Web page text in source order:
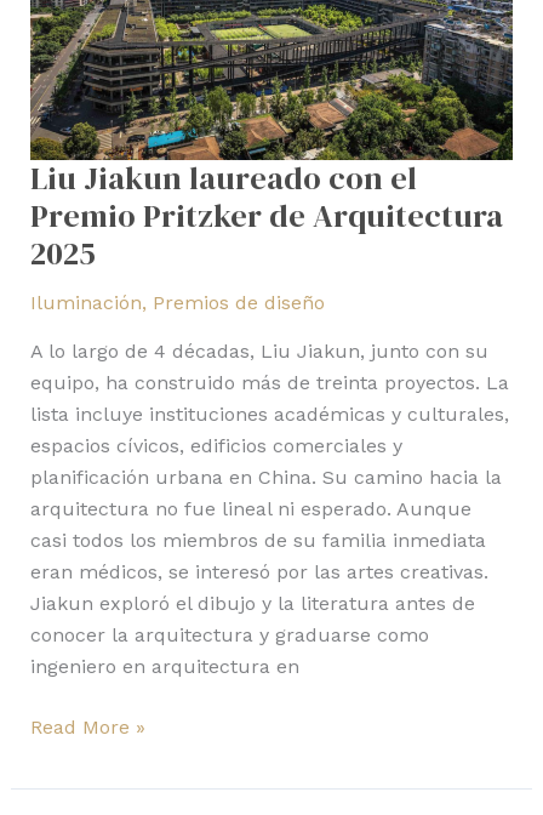
Liu Jiakun laureado con el
Premio Pritzker de Arquitectura
2025
Iluminación, Premios de diseño
A lo largo de 4 décadas, Liu Jiakun, junto con su
equipo, ha construido más de treinta proyectos. La
lista incluye instituciones académicas y culturales,
espacios cívicos, edificios comerciales y
planificación urbana en China. Su camino hacia la
arquitectura no fue lineal ni esperado. Aunque
casi todos los miembros de su familia inmediata
eran médicos, se interesó por las artes creativas.
Jiakun exploró el dibujo y la literatura antes de
conocer la arquitectura y graduarse como
ingeniero en arquitectura en
Pritzker
de
Arquitectura
2025
Read More »